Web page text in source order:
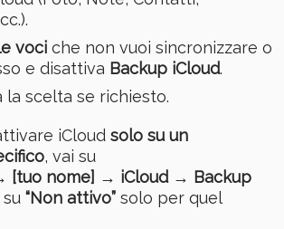
vociche non vuoi sincronizzare o
e disattiva Backup iCloud.
la scelta se richiesto.
iCloud solo su un
, vai su
[tuo nome] → iCloud → Backup
“Non attivo” solo per quel